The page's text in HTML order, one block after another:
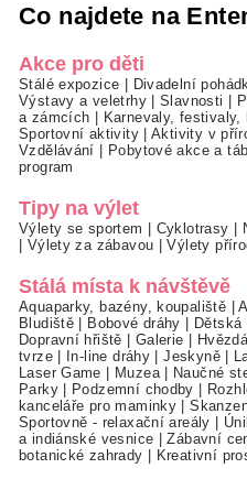
Co najdete na
Akce pro děti
Stálé expozice | Divadelní
Výstavy a veletrhy|Slavnosti |
a zámcích | Karnevaly, festivaly,
Sportovní aktivity|Aktivity v
Vzdělávání | Pobytové akce a
program
Tipy na výlet
Výlety se sportem | Cyklotrasy |
| Výlety za zábavou |Výlety
Stálá místa k návštěvě
Aquaparky, bazény, koupaliště |
Bludiště | Bobové dráhy | Dětská
Dopravní hřiště | Galerie |
tvrze| In-line dráhy |Jeskyně|
Laser Game | Muzea| Naučné
Parky| Podzemní chodby |
kanceláře pro maminky |
Sportovně - relaxační areály |
a indiánské vesnice |Zábavní
botanické zahrady | Kreativní